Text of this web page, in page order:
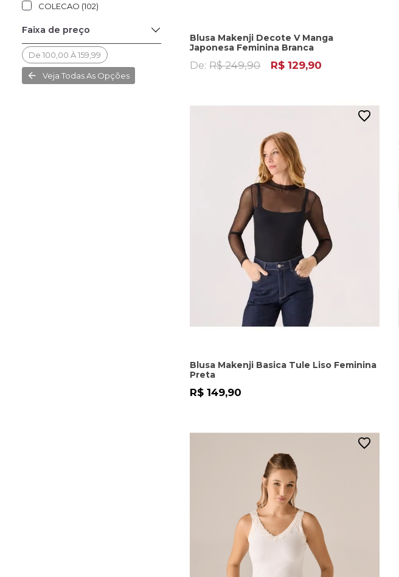
COLECAO (102)
Faixa de preço
De 100,00 À 159,99
Veja Todas As Opções
Blusa Makenji Decote V Manga
Japonesa Feminina Branca
De: R$ 249,90 R$ 129,90
Blusa Makenji Basica Tule Liso Feminina
Preta
R$ 149,90